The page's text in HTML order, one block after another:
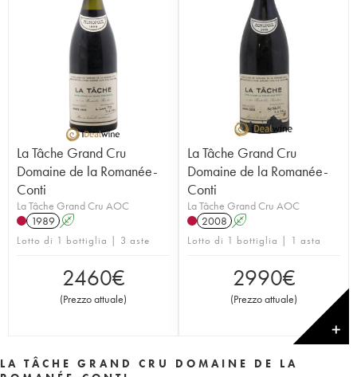
La Tâche Grand Cru
Domaine de la Romanée-
Conti
La Tâche Grand Cru AOC
1989 A
Lotto di 1 bottiglia | 3 aste
2460€
(Prezzo attuale)
La Tâche Grand Cru
Domaine de la Romanée-
Conti
La Tâche Grand Cru AOC
2008 A
Lotto di 1 bottiglia | 1 asta
2990€
(Prezzo attuale)
✕
LA TÂCHE GRAND CRU DOMAINE DE LA